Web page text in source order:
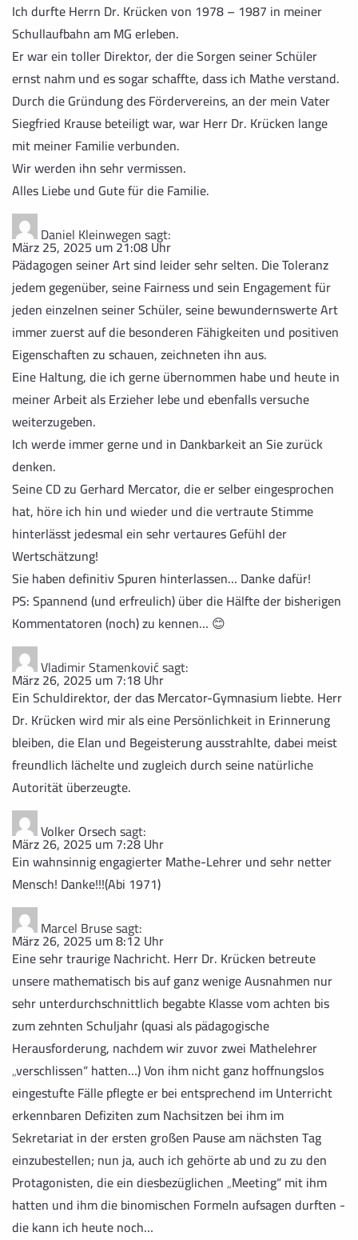
Ich durfte Herrn Dr. Krücken von 1978 – 1987 in meiner
Schullaufbahn am MG erleben.
Er war ein toller Direktor, der die Sorgen seiner Schüler
ernst nahm und es sogar schaffte, dass ich Mathe verstand.
Durch die Gründung des Fördervereins, an der mein Vater
Siegfried Krause beteiligt war, war Herr Dr. Krücken lange
mit meiner Familie verbunden.
Wir werden ihn sehr vermissen.
Alles Liebe und Gute für die Familie.
Daniel Kleinwegensagt:
März 25, 2025 um 21:08 Uhr
Pädagogen seiner Art sind leider sehr selten. Die Toleranz
jedem gegenüber, seine Fairness und sein Engagement für
jeden einzelnen seiner Schüler, seine bewundernswerte Art
immer zuerst auf die besonderen Fähigkeiten und positiven
Eigenschaften zu schauen, zeichneten ihn aus.
Eine Haltung, die ich gerne übernommen habe und heute in
meiner Arbeit als Erzieher lebe und ebenfalls versuche
weiterzugeben.
Ich werde immer gerne und in Dankbarkeit an Sie zurück
denken.
Seine CD zu Gerhard Mercator, die er selber eingesprochen
hat, höre ich hin und wieder und die vertraute Stimme
hinterlässt jedesmal ein sehr vertaures Gefühl der
Wertschätzung!
Sie haben definitiv Spuren hinterlassen… Danke dafür!
PS: Spannend (und erfreulich) über die Hälfte der bisherigen
Kommentatoren (noch) zu kennen… 😊
Vladimir Stamenkovićsagt:
März 26, 2025 um 7:18 Uhr
Ein Schuldirektor, der das Mercator-Gymnasium liebte. Herr
Dr. Krücken wird mir als eine Persönlichkeit in Erinnerung
bleiben, die Elan und Begeisterung ausstrahlte, dabei meist
freundlich lächelte und zugleich durch seine natürliche
Autorität überzeugte.
Volker Orsechsagt:
März 26, 2025 um 7:28 Uhr
Ein wahnsinnig engagierter Mathe-Lehrer und sehr netter
Mensch! Danke!!!(Abi 1971)
Marcel Brusesagt:
März 26, 2025 um 8:12 Uhr
Eine sehr traurige Nachricht. Herr Dr. Krücken betreute
unsere mathematisch bis auf ganz wenige Ausnahmen nur
sehr unterdurchschnittlich begabte Klasse vom achten bis
zum zehnten Schuljahr (quasi als pädagogische
Herausforderung, nachdem wir zuvor zwei Mathelehrer
„verschlissen“ hatten…) Von ihm nicht ganz hoffnungslos
eingestufte Fälle pflegte er bei entsprechend im Unterricht
erkennbaren Defiziten zum Nachsitzen bei ihm im
Sekretariat in der ersten großen Pause am nächsten Tag
einzubestellen; nun ja, auch ich gehörte ab und zu zu den
Protagonisten, die ein diesbezüglichen „Meeting“ mit ihm
hatten und ihm die binomischen Formeln aufsagen durften -
die kann ich heute noch…